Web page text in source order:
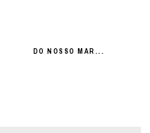
DO NOSSO MAR...